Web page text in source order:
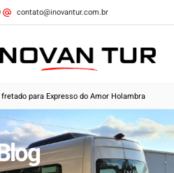
contato@inovantur.com.br
para Expresso do Amor Holambra